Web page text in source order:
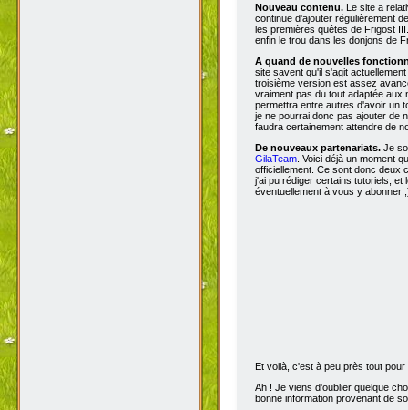
Nouveau contenu. Le site a
continue d'ajouter régulièrement
les premières quêtes de Frigost
enfin le trou dans les donjons de
A quand de nouvelles
site savent qu'il s'agit
troisième version est assez
vraiment pas du tout adaptée aux
permettra entre autres d'avoir un
je ne pourrai donc pas ajouter de
faudra certainement attendre de
De nouveaux partenariats. Je
GilaTeam . Voici déjà un moment
officiellement. Ce sont donc deux
j'ai pu rédiger certains tutoriels,
éventuellement à vous y abonner
Et voilà, c'est à peu près tout
Ah ! Je viens d'oublier quelque
bonne information provenant de